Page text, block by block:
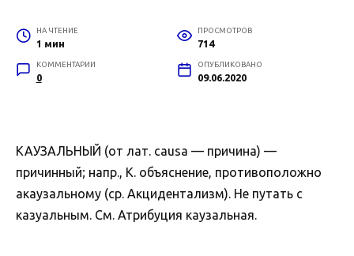
НА ЧТЕНИЕ
1 мин
ПРОСМОТРОВ
714
КОММЕНТАРИИ
0
ОПУБЛИКОВАНО
09.06.2020
КАУЗАЛЬНЫЙ (от лат. causa — причина) —
причинный; напр., К. объяснение, противоположно
акаузальному (ср. Акцидентализм). Не путать с
казуальным. См. Атрибуция каузальная.